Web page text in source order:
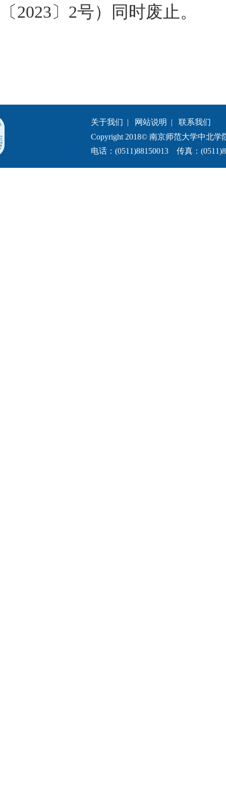
〔2023〕2号）同时废止。
关于我们 | 网站说明 | 联系我们
Copyright 2018© 南京师范大学中北学
电话：(0511)88150013 传真：